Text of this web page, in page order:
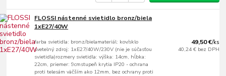
FLOSSI nástenné svietidlo bronz/biela
1xE27/40W
farba svietidla: bronz/bielamateriál: kov/sklo
svetelný zdroj: 1xE27/40W/230V (nie je súčasťou
svietidla)rozmery svietidla: výška: 14cm, hĺbka:
22cm, priemer: 9cmstupeň krytia IP20 - ochrana
proti telesám väčším ako 12mm, bez ochrany proti
49,50 €/ks
40,24 € bez DPH